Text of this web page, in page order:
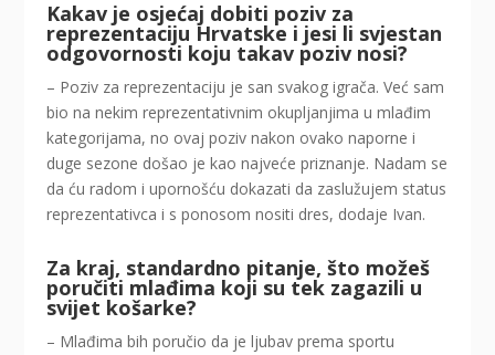
Kakav je osjećaj dobiti poziv za
reprezentaciju Hrvatske i jesi li svjestan
odgovornosti koju takav poziv nosi?
– Poziv za reprezentaciju je san svakog igrača. Već sam
bio na nekim reprezentativnim okupljanjima u mlađim
kategorijama, no ovaj poziv nakon ovako naporne i
duge sezone došao je kao najveće priznanje. Nadam se
da ću radom i upornošću dokazati da zaslužujem status
reprezentativca i s ponosom nositi dres, dodaje Ivan.
Za kraj, standardno pitanje, što možeš
poručiti mlađima koji su tek zagazili u
svijet košarke?
– Mlađima bih poručio da je ljubav prema sportu